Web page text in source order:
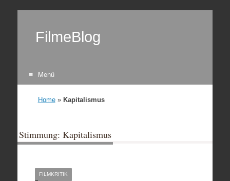
FilmeBlog
Menü
Home» Kapitalismus
Stimmung: Kapitalismus
FILMKRITIK